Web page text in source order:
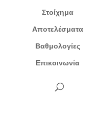
Στοίχημα
Αποτελέσματα
Βαθμολογίες
Επικοινωνία